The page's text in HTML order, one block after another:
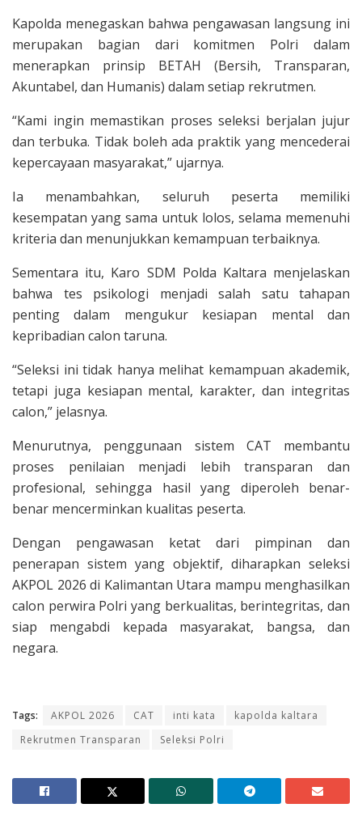
Kapolda menegaskan bahwa pengawasan langsung ini
merupakan bagian dari komitmen Polri dalam
menerapkan prinsip BETAH (Bersih, Transparan,
Akuntabel, dan Humanis) dalam setiap rekrutmen.
“Kami ingin memastikan proses seleksi berjalan jujur
dan terbuka. Tidak boleh ada praktik yang mencederai
kepercayaan masyarakat,” ujarnya.
Ia menambahkan, seluruh peserta memiliki
kesempatan yang sama untuk lolos, selama memenuhi
kriteria dan menunjukkan kemampuan terbaiknya.
Sementara itu, Karo SDM Polda Kaltara menjelaskan
bahwa tes psikologi menjadi salah satu tahapan
penting dalam mengukur kesiapan mental dan
kepribadian calon taruna.
“Seleksi ini tidak hanya melihat kemampuan akademik,
tetapi juga kesiapan mental, karakter, dan integritas
calon,” jelasnya.
Menurutnya, penggunaan sistem CAT membantu
proses penilaian menjadi lebih transparan dan
profesional, sehingga hasil yang diperoleh benar-
benar mencerminkan kualitas peserta.
Dengan pengawasan ketat dari pimpinan dan
penerapan sistem yang objektif, diharapkan seleksi
AKPOL 2026 di Kalimantan Utara mampu menghasilkan
calon perwira Polri yang berkualitas, berintegritas, dan
siap mengabdi kepada masyarakat, bangsa, dan
negara.
Tags: AKPOL 2026 CAT inti kata
kapolda kaltara
Rekrutmen Transparan
Seleksi Polri